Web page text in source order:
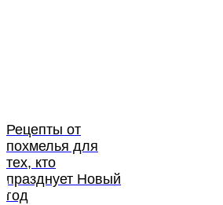
Рецепты от
похмелья для
тех, кто
празднует Новый
год